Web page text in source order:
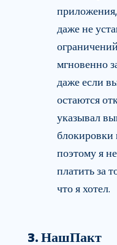
даже не
мгновенно
даже если
остаются
указывал
блокировки
поэтому я
платить за
что я хотел.
3. НашПакт